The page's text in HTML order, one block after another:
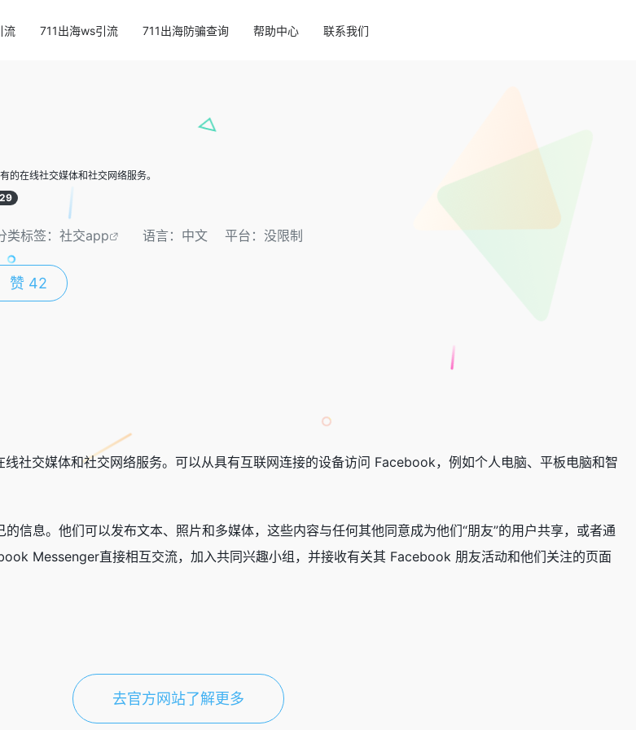
流 711出海ws引流 711出海防骗查询 帮助中心 联系我们
在线社交媒体和社交网络服务。
类标签： 社交app 语言：中文 平台：没限制
赞 42
社交媒体和社交网络服务。可以从具有互联网连接的设备访问 Facebook，例如个人电脑、平板电脑和智
信息。他们可以发布文本、照片和多媒体，这些内容与任何其他同意成为他们“朋友”的用户共享，或者通
Messenger直接相互交流，加入共同兴趣小组，并接收有关其 Facebook 朋友活动和他们关注的页面
去官方网站了解更多